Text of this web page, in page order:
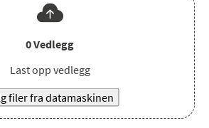
0Vedlegg
Last opp vedlegg
filer fra datamaskinen